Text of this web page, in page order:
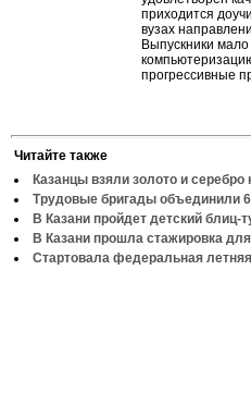
приходится
вузах
Выпускники
прогрессивные
Читайте также
Казанцы взяли золото и
Трудовые бригады объединили
В Казани пройдет детский блиц-
В Казани прошла стажировка
Стартовала федеральная